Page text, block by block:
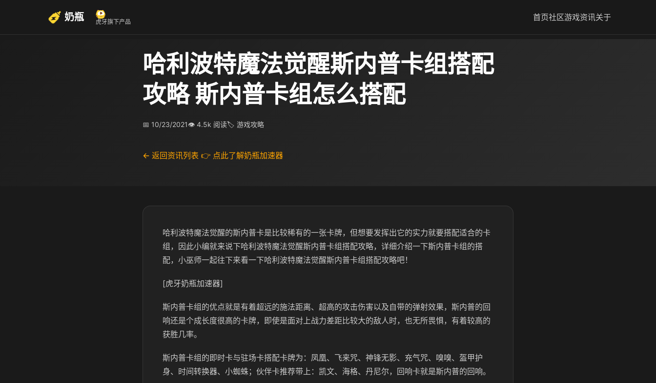
奶瓶 虎牙旗下产品 首页社区游戏资讯关于
哈利波特魔法觉醒斯内普卡组搭配
攻略 斯内普卡组怎么搭配
📅 10/23/2021👁 4.5k 阅读🏷 游戏攻略
← 返回资讯列表 👉 点此了解奶瓶加速器
哈利波特魔法觉醒的斯内普卡是比较稀有的一张卡牌，但想要发挥出它的实力就要搭配适合的卡
组，因此小编就来说下哈利波特魔法觉醒斯内普卡组搭配攻略，详细介绍一下斯内普卡组的搭
配，小巫师一起往下来看一下哈利波特魔法觉醒斯内普卡组搭配攻略吧！
[虎牙奶瓶加速器]
斯内普卡组的优点就是有着超远的施法距离、超高的攻击伤害以及自带的弹射效果，斯内普的回
响还是个成长度很高的卡牌，即使是面对上战力差距比较大的敌人时，也无所畏惧，有着较高的
获胜几率。
斯内普卡组的即时卡与驻场卡搭配卡牌为：凤凰、飞来咒、神锋无影、充气咒、嗅嗅、盔甲护
身、时间转换器、小蜘蛛；伙伴卡推荐带上：凯文、海格、丹尼尔，回响卡就是斯内普的回响。